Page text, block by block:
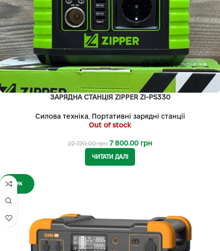
ЗАРЯДНА СТАНЦІЯ ZIPPER ZI-PS330
Силова техніка, Портативні зарядні станції
Out of stock
22 720.00грн 7 800.00 грн
ЧИТАТИ ДАЛІ
-9%